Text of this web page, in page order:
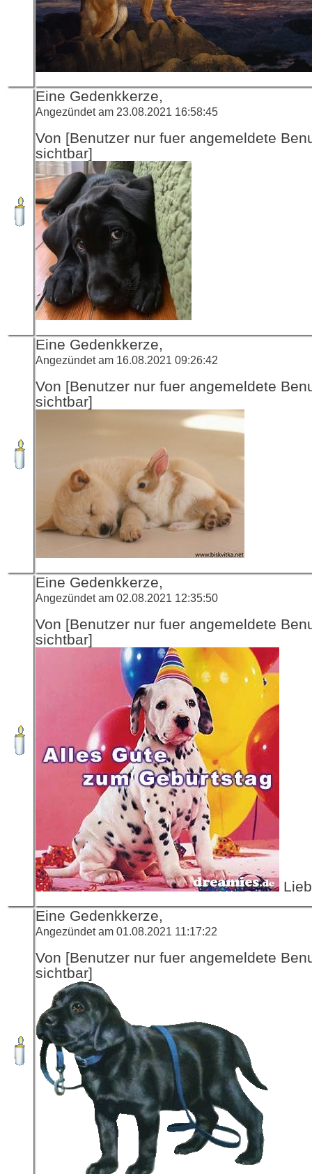
Eine Gedenkkerze,
Angezündet am 23.08.2021 16:58:45
Von [Benutzer nur fuer angemeldete
sichtbar]
Eine Gedenkkerze,
Angezündet am 16.08.2021 09:26:42
Von [Benutzer nur fuer angemeldete
sichtbar]
Eine Gedenkkerze,
Angezündet am 02.08.2021 12:35:50
Von [Benutzer nur fuer angemeldete
sichtbar]
Eine Gedenkkerze,
Angezündet am 01.08.2021 11:17:22
Von [Benutzer nur fuer angemeldete
sichtbar]